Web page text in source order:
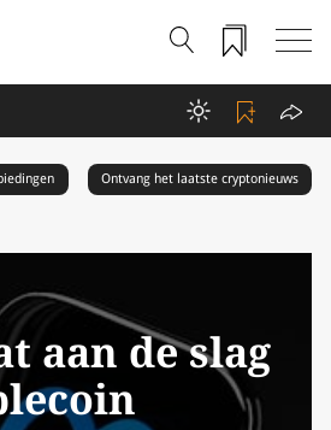
Ontvang het laatste cryptonieuws
aan de slag